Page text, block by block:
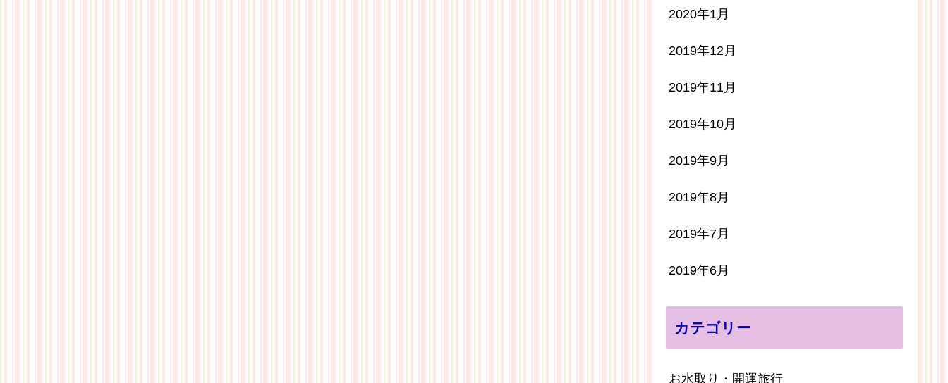
2020年1月
2019年12月
2019年11月
2019年10月
2019年9月
2019年8月
2019年7月
2019年6月
カテゴリー
お水取り・開運旅行